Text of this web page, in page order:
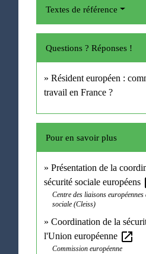
Textes de référence
Questions ? Réponses !
Résident européen :
travail en France ?
Pour en savoir plus
Présentation de la
sécurité sociale européens
Centre des liaisons
sociale (Cleiss)
Coordination de la
l'Union européenne open_in_new
Commission européenne